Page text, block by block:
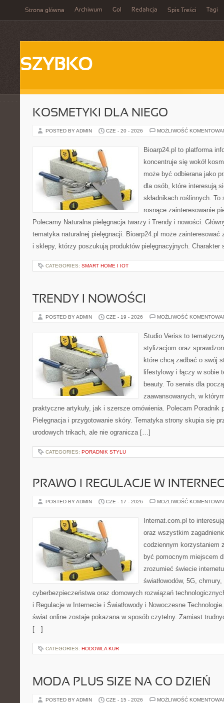
Strona główna Archiwum Gol Redakcja Spis Treści Tagi
SZYBKO
KOSMETYKI DLA NIEGO
POSTED BY ADMIN CZE - 20 - 2026 MOŻLIWOŚĆ
Bioarp24.pl to platforma
koncentruje się wokół
może być odbierana jako
dla osób, które interesują
składnikach roślinnych.
rosnące zainteresowanie
Polecamy Naturalna pielęgnacja twarzy i Trendy i nowości.
tematyka naturalnej pielęgnacji. Bioarp24.pl może zainteresować
i sklepy, którzy poszukują produktów pielęgnacyjnych.
CATEGORIES: SMART HOME I IOT
TRENDY I NOWOŚCI
POSTED BY ADMIN CZE - 19 - 2026 MOŻLIWOŚĆ
Studio Veriss to
stylizacjom oraz
które chcą zadbać o swój
lifestylowy i łączy w sobie
beauty. To serwis dla
zaawansowanych, w
praktyczne artykuły, jak i szersze omówienia. Polecam
Pielęgnacja i przygotowanie skóry. Tematyka strony skupia się
urodowych trikach, ale nie ogranicza […]
CATEGORIES: PORADNIK STYLU
PRAWO I REGULACJE W
POSTED BY ADMIN CZE - 17 - 2026 MOŻLIWOŚĆ
Internat.com.pl to
oraz wszystkim
codziennym korzystaniem
być pomocnym miejscem
zrozumieć świecie
światłowodów, 5G,
cyberbezpieczeństwa oraz domowych rozwiązań
i Regulacje w Internecie i Światłowody i Nowoczesne
świat online zostaje pokazana w sposób czytelny. Zamiast
[…]
CATEGORIES: HODOWLA KUR
MODA PLUS SIZE NA CO DZIEŃ
POSTED BY ADMIN CZE - 15 - 2026 MOŻLIWOŚĆ